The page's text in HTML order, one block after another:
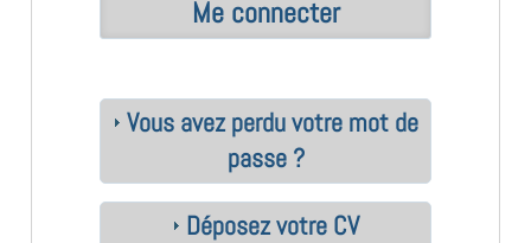
Vous avez perdu votre mot de
passe ?
Déposez votre CV